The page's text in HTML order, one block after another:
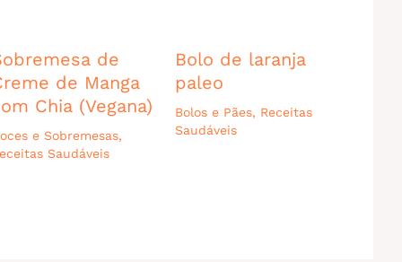
de
de Manga
Chia (Vegana)
e Sobremesas,
Saudáveis
Bolo de laranja
paleo
Bolos e Pães, Receitas
Saudáveis